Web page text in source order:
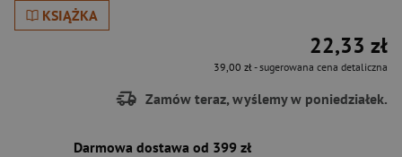
KSIĄŻKA
22,33 zł
39,00 zł- sugerowana cena detaliczna
Zamów teraz, wyślemy w poniedziałek.
Darmowa dostawa od 399 zł